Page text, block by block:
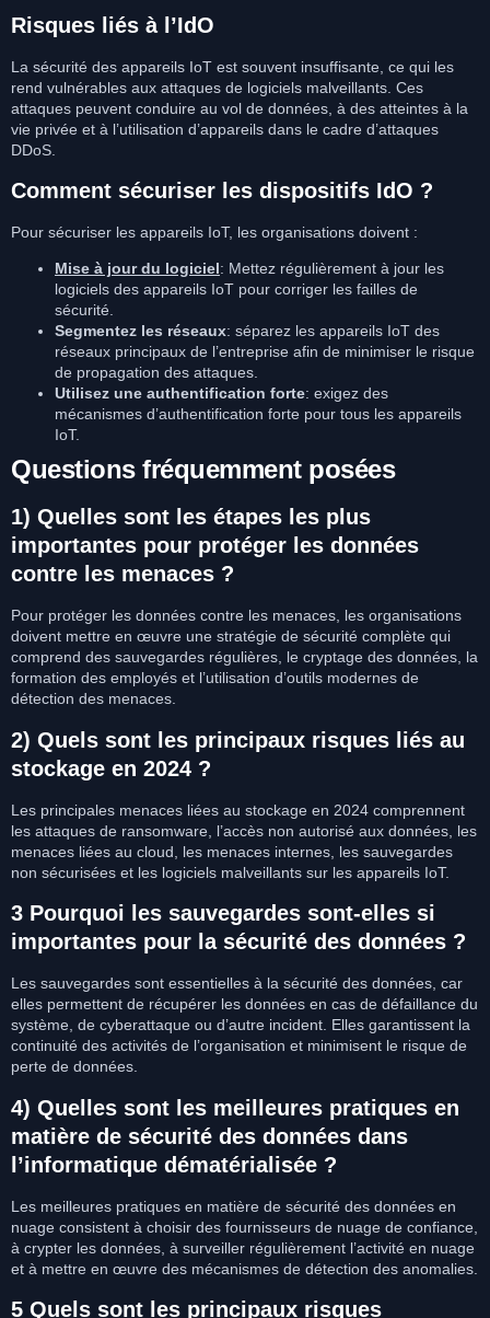
Risques liés à l’IdO
La sécurité des appareils IoT est souvent insuffisante, ce qui les
rend vulnérables aux attaques de logiciels malveillants. Ces
attaques peuvent conduire au vol de données, à des atteintes à la
vie privée et à l’utilisation d’appareils dans le cadre d’attaques
DDoS.
Comment sécuriser les dispositifs IdO ?
Pour sécuriser les appareils IoT, les organisations doivent :
Mise à jour du logiciel: Mettez régulièrement à jour les
logiciels des appareils IoT pour corriger les failles de
sécurité.
Segmentez les réseaux: séparez les appareils IoT des
réseaux principaux de l’entreprise afin de minimiser le risque
de propagation des attaques.
Utilisez une authentification forte: exigez des
mécanismes d’authentification forte pour tous les appareils
IoT.
Questions fréquemment posées
1) Quelles sont les étapes les plus
importantes pour protéger les données
contre les menaces ?
Pour protéger les données contre les menaces, les organisations
doivent mettre en œuvre une stratégie de sécurité complète qui
comprend des sauvegardes régulières, le cryptage des données, la
formation des employés et l’utilisation d’outils modernes de
détection des menaces.
2) Quels sont les principaux risques liés au
stockage en 2024 ?
Les principales menaces liées au stockage en 2024 comprennent
les attaques de ransomware, l’accès non autorisé aux données, les
menaces liées au cloud, les menaces internes, les sauvegardes
non sécurisées et les logiciels malveillants sur les appareils IoT.
3 Pourquoi les sauvegardes sont-elles si
importantes pour la sécurité des données ?
Les sauvegardes sont essentielles à la sécurité des données, car
elles permettent de récupérer les données en cas de défaillance du
système, de cyberattaque ou d’autre incident. Elles garantissent la
continuité des activités de l’organisation et minimisent le risque de
perte de données.
4) Quelles sont les meilleures pratiques en
matière de sécurité des données dans
l’informatique dématérialisée ?
Les meilleures pratiques en matière de sécurité des données en
nuage consistent à choisir des fournisseurs de nuage de confiance,
à crypter les données, à surveiller régulièrement l’activité en nuage
et à mettre en œuvre des mécanismes de détection des anomalies.
5 Quels sont les principaux risques